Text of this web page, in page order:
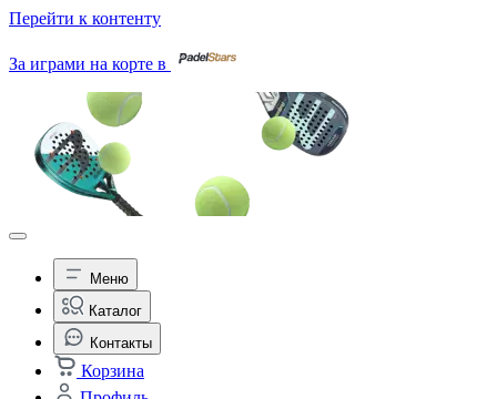
Перейти к контенту
За играми на корте в
Меню
Каталог
Контакты
Корзина